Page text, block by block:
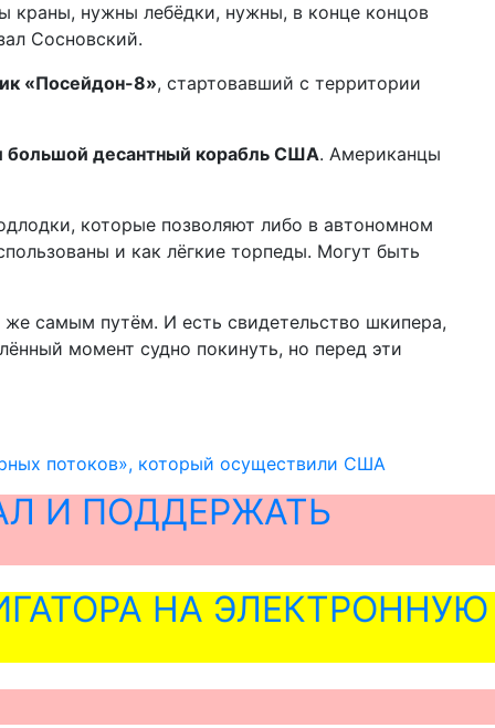
краны, нужны лебёдки, нужны, в конце концов
Сосновский.
«Посейдон-8», стартовавший с территории
большой десантный корабль США. Американцы
которые позволяют либо в автономном
и как лёгкие торпеды. Могут быть
самым путём. И есть свидетельство шкипера,
момент судно покинуть, но перед эти
потоков», который осуществили США
И ПОДДЕРЖАТЬ
НА ЭЛЕКТРОННУЮ